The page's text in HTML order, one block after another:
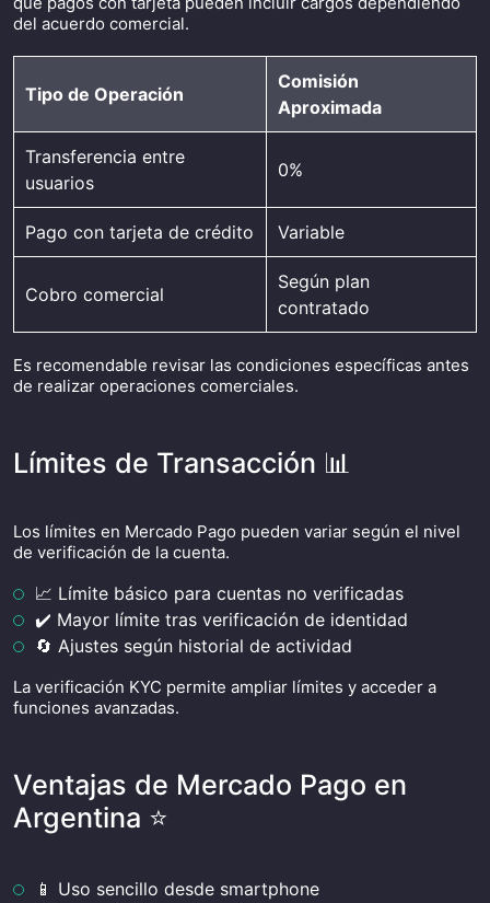
del acuerdo comercial.
Tipo de Operación
Comisión
Aproximada
Transferencia entre
usuarios
0%
Pago con tarjeta de crédito Variable
Cobro comercial
Según plan
contratado
Es recomendable revisar las condiciones específicas antes
de realizar operaciones comerciales.
Límites de Transacción 📊
Los límites en Mercado Pago pueden variar según el nivel
de verificación de la cuenta.
📈 Límite básico para cuentas no verificadas
✔️ Mayor límite tras verificación de identidad
🔄 Ajustes según historial de actividad
La verificación KYC permite ampliar límites y acceder a
funciones avanzadas.
Ventajas de Mercado Pago en
Argentina ⭐
📱 Uso sencillo desde smartphone